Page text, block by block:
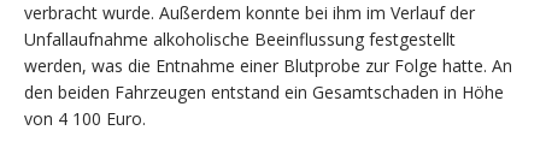
verbracht wurde. Außerdem konnte bei ihm im Verlauf der
Unfallaufnahme alkoholische Beeinflussung festgestellt
werden, was die Entnahme einer Blutprobe zur Folge hatte. An
den beiden Fahrzeugen entstand ein Gesamtschaden in Höhe
von 4 100 Euro.